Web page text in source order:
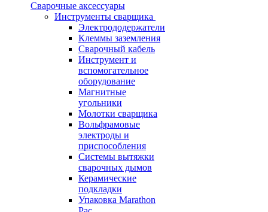
Сварочные аксессуары
Инструменты сварщика
Электрододержатели
Клеммы заземления
Сварочный кабель
Инструмент и
вспомогательное
оборудование
Магнитные
угольники
Молотки сварщика
Вольфрамовые
электроды и
приспособления
Системы вытяжки
сварочных дымов
Керамические
подкладки
Упаковка Marathon